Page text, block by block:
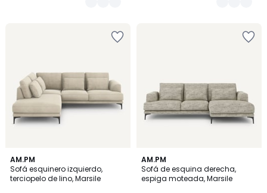
AM.PM
Sofá esquinero izquierdo,
terciopelo de lino, Marsile
5
Colores
AM.PM
Sofá de esquina derecha,
espiga moteada, Marsile